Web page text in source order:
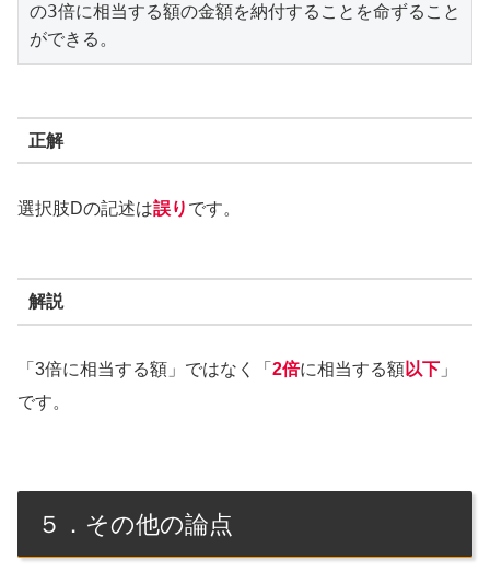
の3倍に相当する額の金額を納付することを命ずること
ができる。
正解
選択肢Dの記述は誤り です。
解説
「3倍に相当する額」ではなく「 2倍に相当する額以下 」
です。
５．その他の論点